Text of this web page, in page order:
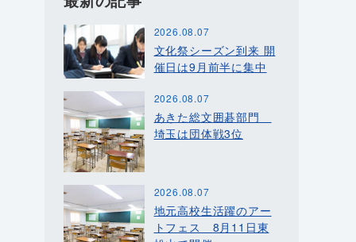
2026.08.07
文化祭シーズン到来 開
催日は9月前半に集中
2026.08.07
あきた総文囲碁部門
埼玉は団体戦3位
2026.08.07
地元高校生活躍のアー
トフェス 8月11日東